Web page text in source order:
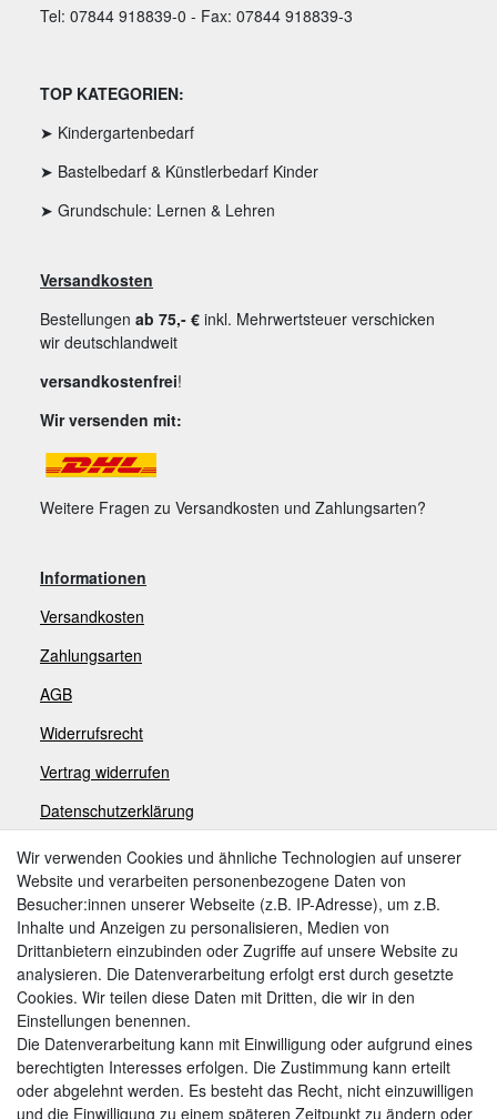
Tel: 07844 918839-0 - Fax: 07844 918839-3
TOP KATEGORIEN:
➤ Kindergartenbedarf
➤ Bastelbedarf & Künstlerbedarf Kinder
➤ Grundschule: Lernen & Lehren
Versandkosten
Bestellungen ab 75,- € inkl. Mehrwertsteuer verschicken
wir deutschlandweit
versandkostenfrei!
Wir versenden mit:
Weitere Fragen zu Versandkosten und Zahlungsarten?
Informationen
Versandkosten
Zahlungsarten
AGB
Widerrufsrecht
Vertrag widerrufen
Datenschutzerklärung
Impressum
Zahlungsarten
Weitere Zahlungsarten:
Kauf auf Rechnung
Vorkasse
Wir verwenden Cookies und ähnliche Technologien auf unserer
Website und verarbeiten personenbezogene Daten von
Besucher:innen unserer Webseite (z.B. IP-Adresse), um z.B.
Inhalte und Anzeigen zu personalisieren, Medien von
Drittanbietern einzubinden oder Zugriffe auf unsere Website zu
analysieren. Die Datenverarbeitung erfolgt erst durch gesetzte
Cookies. Wir teilen diese Daten mit Dritten, die wir in den
Einstellungen benennen.
Die Datenverarbeitung kann mit Einwilligung oder aufgrund eines
berechtigten Interesses erfolgen. Die Zustimmung kann erteilt
oder abgelehnt werden. Es besteht das Recht, nicht einzuwilligen
und die Einwilligung zu einem späteren Zeitpunkt zu ändern oder